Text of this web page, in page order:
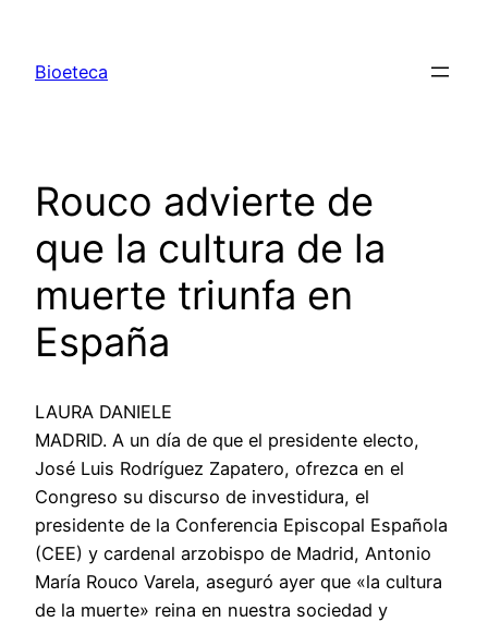
contenido
Bioeteca
Rouco advierte de
que la cultura de la
muerte triunfa en
España
LAURA DANIELE
MADRID. A un día de que el presidente electo,
José Luis Rodríguez Zapatero, ofrezca en el
Congreso su discurso de investidura, el
presidente de la Conferencia Episcopal Española
(CEE) y cardenal arzobispo de Madrid, Antonio
María Rouco Varela, aseguró ayer que «la cultura
de la muerte» reina en nuestra sociedad y